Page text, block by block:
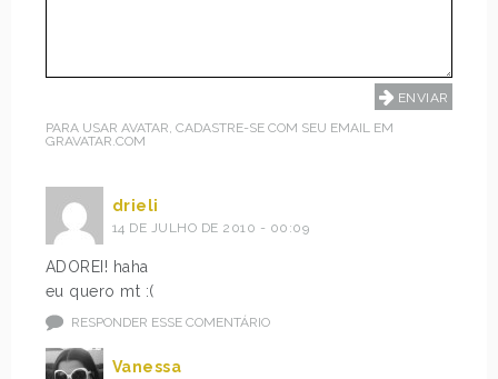
PARA USAR AVATAR, CADASTRE-SE COM SEU EMAIL EM
GRAVATAR.COM
drieli
14 DE JULHO DE 2010 - 00:09
ADOREI! haha
eu quero mt :(
RESPONDER ESSE COMENTÁRIO
Vanessa